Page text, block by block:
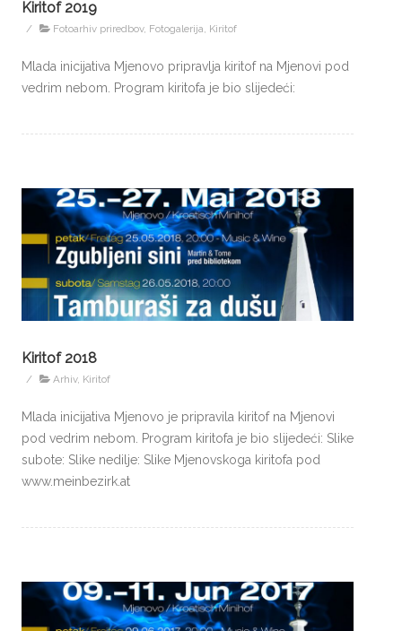
Kiritof 2019
/ Fotoarhiv priredbov, Fotogalerija Kiritof
Mlada inicijativa Mjenovo pripravlja kiritof na Mjenovi pod
vedrim nebom. Program kiritofa je bio slijedeći:
Kiritof 2018
/ Arhiv, Kiritof
Mlada inicijativa Mjenovo je pripravila kiritof na Mjenovi
pod vedrim nebom. Program kiritofa je bio slijedeći: Slike
subote: Slike nedilje: Slike Mjenovskoga kiritofa pod
www.meinbezirk.at